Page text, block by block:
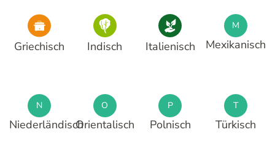
Griechisch Indisch Italienisch
M
Mexikanisch
N
Niederländisch
O
Orientalisch
P
Polnisch
T
Türkisch